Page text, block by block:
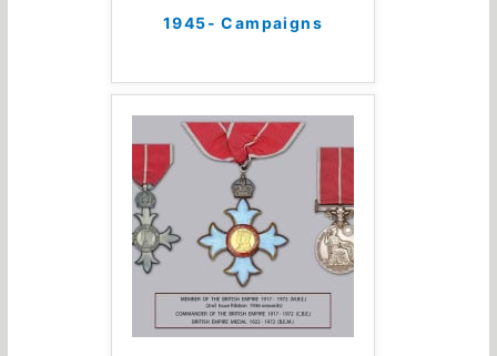
1945- Campaigns